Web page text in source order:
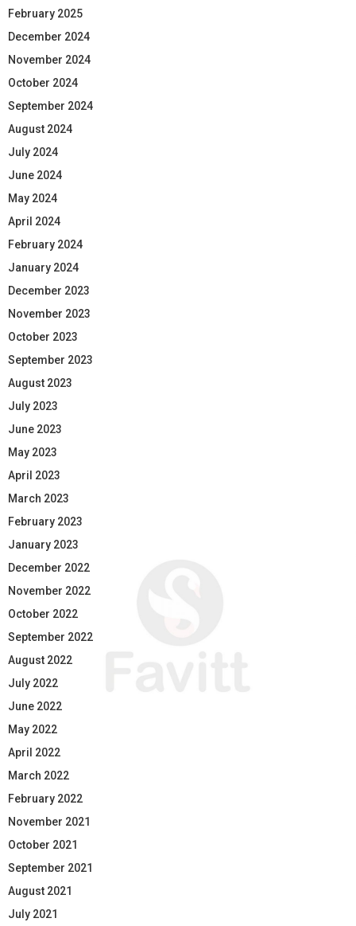
February 2025
December 2024
November 2024
October 2024
September 2024
August 2024
July 2024
June 2024
May 2024
April 2024
February 2024
January 2024
December 2023
November 2023
October 2023
September 2023
August 2023
July 2023
June 2023
May 2023
April 2023
March 2023
February 2023
January 2023
December 2022
November 2022
October 2022
September 2022
August 2022
July 2022
June 2022
May 2022
April 2022
March 2022
February 2022
November 2021
October 2021
September 2021
August 2021
July 2021